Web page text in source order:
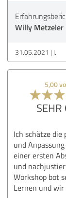
Willy Metzeler
31.05.2021 I.
5,00
SEHR
Ich schätze
und
einer ersten
und
Workshop bot
Lernen und